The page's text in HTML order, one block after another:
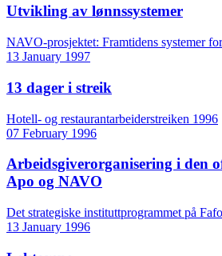
Utvikling av lønnssystemer
NAVO-prosjektet: Framtidens systemer
13 January 1997
13 dager i streik
Hotell- og restaurantarbeiderstreiken 1996
07 February 1996
Arbeidsgiverorganisering i den
Apo og NAVO
Det strategiske instituttprogrammet på Fafo
13 January 1996